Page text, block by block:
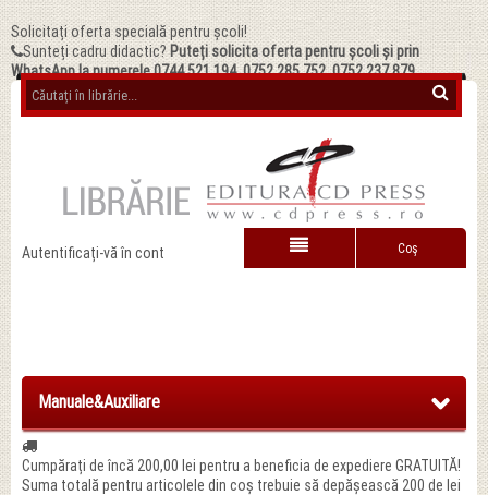
Solicitați oferta specială pentru școli!
Sunteți cadru didactic?Puteți solicita oferta pentru școli și prin
WhatsApp la numerele 0744.521.194, 0752.285.752, 0752.237.879
Coş
Autentificați-vă în cont
Manuale&Auxiliare
Cumpărați de încă 200,00 lei pentru a beneficia de expediere GRATUITĂ!
Suma totală pentru articolele din coș trebuie să depășească 200 de lei